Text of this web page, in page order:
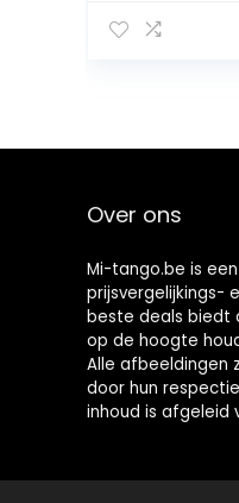
Over ons
Mi-tango.be is
prijsvergelijkings-
beste deals biedt
op de hoogte
Alle afbeeldingen
door hun
inhoud is afgeleid